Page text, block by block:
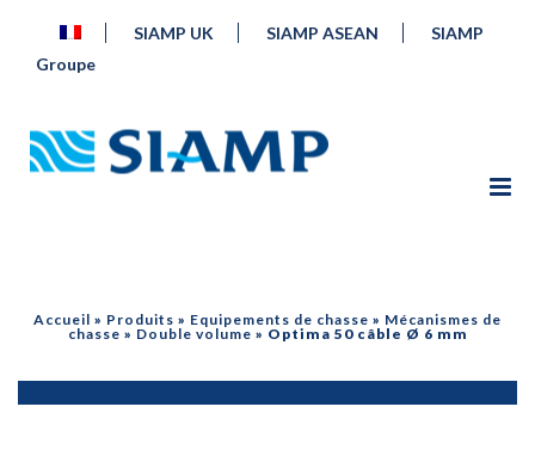
SIAMP UK SIAMP ASEAN
SIAMP
Groupe
Accueil » Produits » Equipements de chasse » Mécanismes de
chasse » Double volume » Optima 50 câble Ø 6 mm